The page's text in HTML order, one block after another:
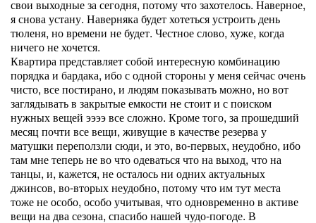
свои выходные за сегодня, потому что захотелось. Наверное,
я снова устану. Наверняка будет хотеться устроить день
тюленя, но времени не будет. Честное слово, хуже, когда
ничего не хочется.
Квартира представляет собой интересную комбинацию
порядка и бардака, ибо с одной стороны у меня сейчас очень
чисто, все постирано, и людям показывать можно, но вот
заглядывать в закрытые емкости не стоит и с поиском
нужных вещей ээээ все сложно. Кроме того, за прошедший
месяц почти все вещи, живущие в качестве резерва у
матушки переползли сюди, и это, во-первых, неудобно, ибо
там мне теперь не во что одеваться что на выход, что на
танцы, и, кажется, не осталось ни одних актуальных
джинсов, во-вторых неудобно, потому что им тут места
тоже не особо, особо учитывая, что одновременно в активе
вещи на два сезона, спасибо нашей чудо-погоде. В